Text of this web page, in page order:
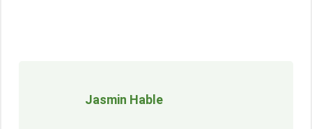
Jasmin Hable